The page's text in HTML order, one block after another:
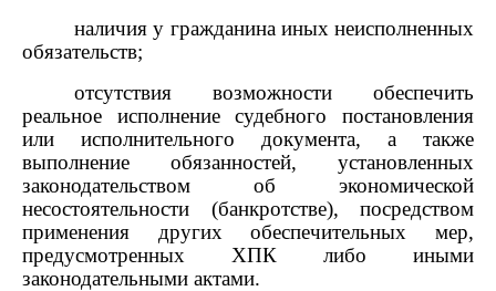
наличия у гражданина иных неисполненных
обязательств;
отсутствия возможности обеспечить
реальное исполнение судебного постановления
или исполнительного документа, а также
выполнение обязанностей, установленных
законодательством об экономической
несостоятельности (банкротстве), посредством
применения других обеспечительных мер,
предусмотренных ХПК либо иными
законодательными актами.